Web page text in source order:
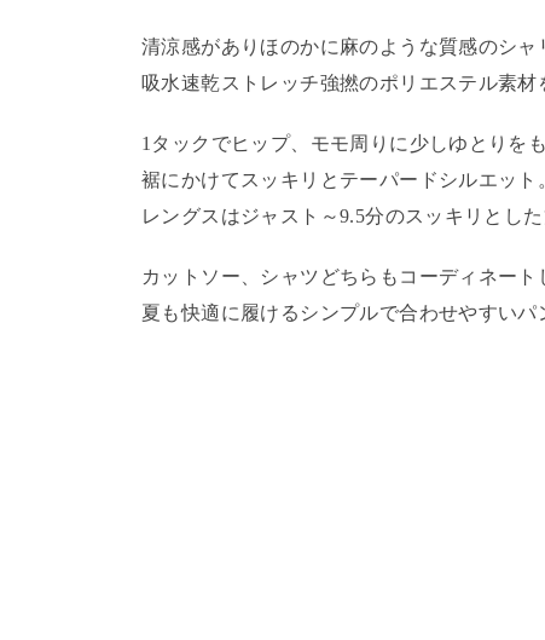
清涼感がありほのかに麻のような質感のシ
吸水速乾ストレッチ強撚のポリエステル素材
1タックでヒップ、モモ周りに少しゆとりをも
裾にかけてスッキリとテーパードシルエット
レングスはジャスト～9.5分のスッキリとした
カットソー、シャツどちらもコーディネート
夏も快適に履けるシンプルで合わせやすいパ